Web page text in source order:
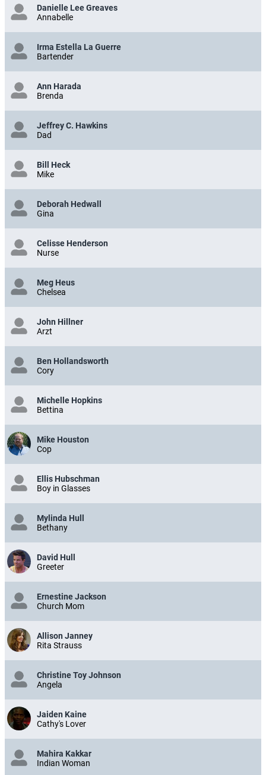
Danielle Lee Greaves
Annabelle
Irma Estella La Guerre
Bartender
Ann Harada
Brenda
Jeffrey C. Hawkins
Dad
Bill Heck
Mike
Deborah Hedwall
Gina
Celisse Henderson
Nurse
Meg Heus
Chelsea
John Hillner
Arzt
Ben Hollandsworth
Cory
Michelle Hopkins
Bettina
Mike Houston
Cop
Ellis Hubschman
Boy in Glasses
Mylinda Hull
Bethany
David Hull
Greeter
Ernestine Jackson
Church Mom
Allison Janney
Rita Strauss
Christine Toy Johnson
Angela
Jaiden Kaine
Cathy's Lover
Mahira Kakkar
Indian Woman